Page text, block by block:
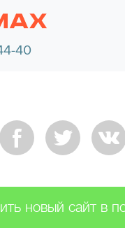
40
новый сайт в